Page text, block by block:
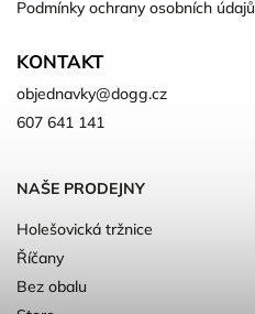
Podmínky ochrany osobních údajů
KONTAKT
objednavky@dogg.cz
607 641 141
NAŠE PRODEJNY
Holešovická tržnice
Říčany
Bez obalu